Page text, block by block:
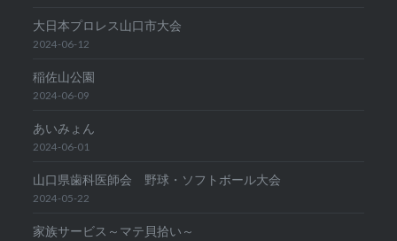
大日本プロレス山口市大会
2024-06-12
稲佐山公園
2024-06-09
あいみょん
2024-06-01
山口県歯科医師会 野球・ソフトボール大会
2024-05-22
家族サービス～マテ貝拾い～